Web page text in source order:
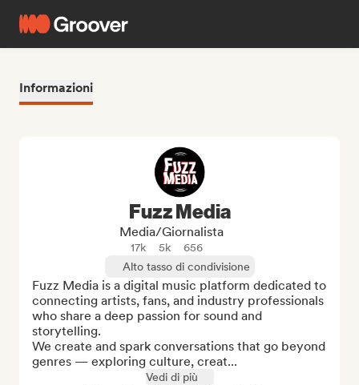
Informazioni
Fuzz Media
Media/Giornalista
17k 5k
656
Alto tasso di condivisione
Fuzz Media is a digital music platform dedicated to
connecting artists, fans, and industry professionals
who share a deep passion for sound and
storytelling.
We create and spark conversations that go beyond
genres — exploring culture, creat...
Vedi di più